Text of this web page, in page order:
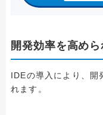
開発効率を高めら
IDEの導入により、開
れます。